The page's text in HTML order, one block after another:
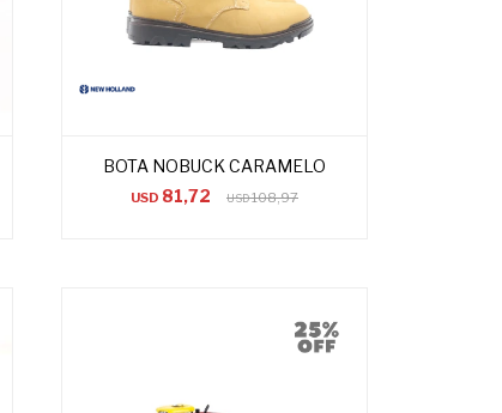
BOTA NOBUCK CARAMELO
USD 81,72 USD108,97